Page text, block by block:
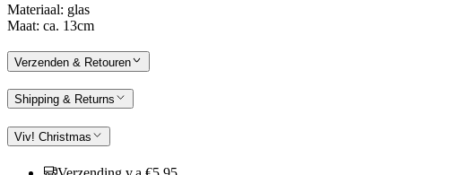
Materiaal: glas
Maat: ca. 13cm
Verzenden & Retouren
Shipping & Returns
Viv! Christmas